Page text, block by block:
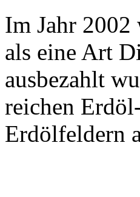
Im Jahr 2002
als eine Art
ausbezahlt
reichen
Erdölfeldern